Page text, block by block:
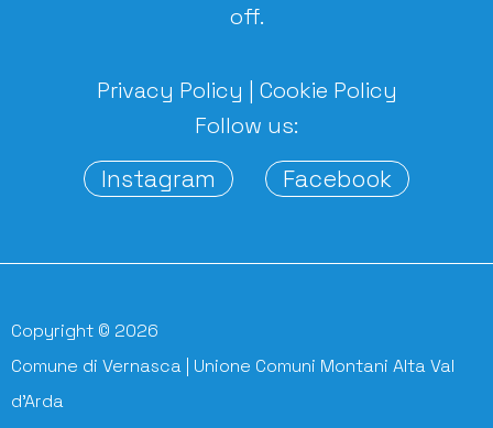
off.
Privacy Policy | Cookie Policy
Follow us:
Instagram Facebook
Copyright © 2026
Comune di Vernasca | Unione Comuni Montani Alta Val
d'Arda